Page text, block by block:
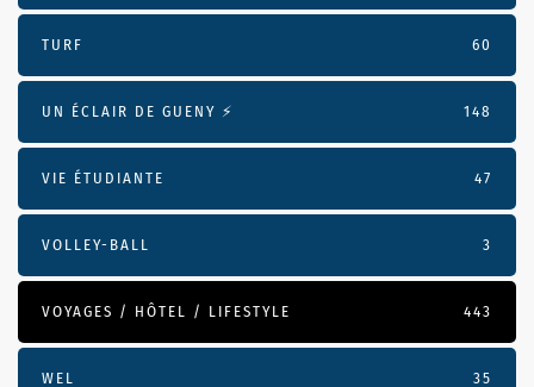
TURF 60
UN ÉCLAIR DE GUENY ⚡️ 148
VIE ÉTUDIANTE 47
VOLLEY-BALL 3
VOYAGES / HÔTEL / LIFESTYLE 443
WEL 35